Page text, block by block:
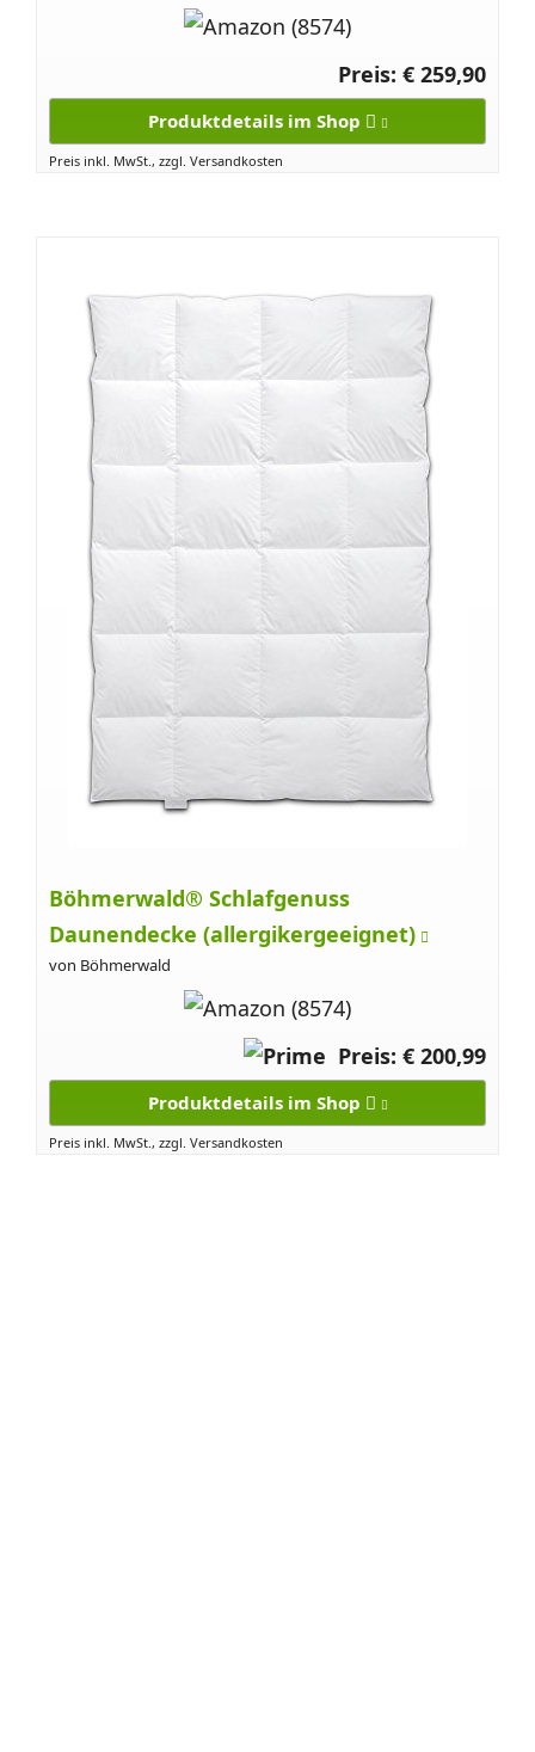
Preis: € 259,90
Produktdetails im Shop
Preis inkl. MwSt., zzgl. Versandkosten
Böhmerwald® Schlafgenuss
Daunendecke (allergikergeeignet)
von Böhmerwald
Preis: € 200,99
Produktdetails im Shop
Preis inkl. MwSt., zzgl. Versandkosten